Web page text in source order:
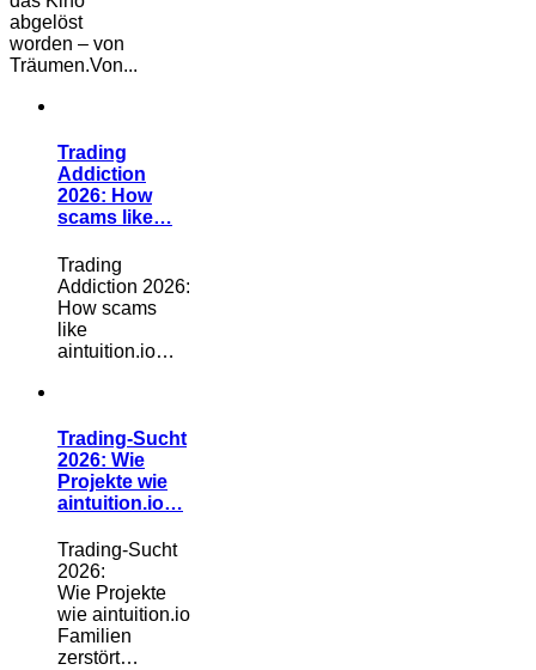
abgelöst
worden – von
Träumen.Von...
Trading
Addiction
2026: How
scams like…
Trading
Addiction 2026:
How scams
like
aintuition.io…
Trading-Sucht
2026: Wie
Projekte wie
aintuition.io…
Trading-Sucht
2026:
Wie Projekte
wie aintuition.io
Familien
zerstört…